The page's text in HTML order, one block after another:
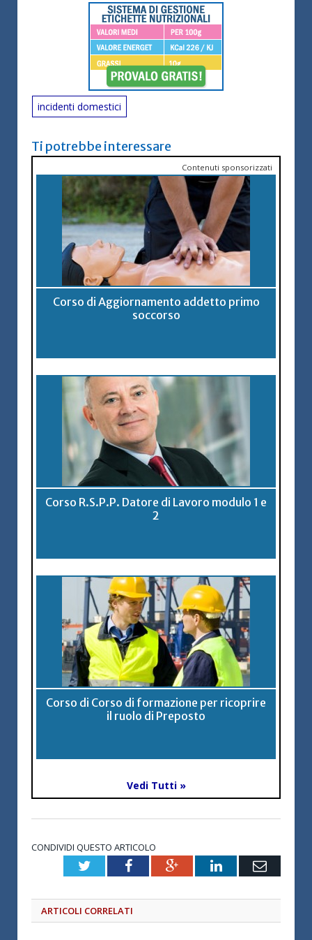
incidenti domestici
Ti potrebbe interessare
Contenuti sponsorizzati
Corso di Aggiornamento addetto primo
soccorso
Corso R.S.P.P. Datore di Lavoro modulo 1 e
2
Corso di Corso di formazione per ricoprire
il ruolo di Preposto
Vedi Tutti »
CONDIVIDI QUESTO ARTICOLO
TwitterFacebookGoogle+LinkedInEmail
ARTICOLI CORRELATI